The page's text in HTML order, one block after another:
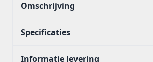
Omschrijving
Specificaties
Informatie levering